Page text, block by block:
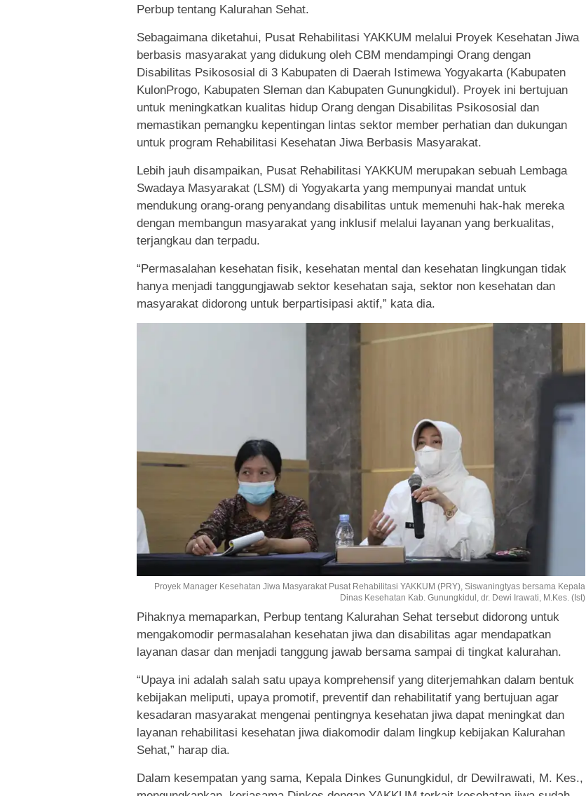
Perbup tentang Kalurahan Sehat.
Sebagaimana diketahui, Pusat Rehabilitasi YAKKUM melalui Proyek Kesehatan Jiwa
berbasis masyarakat yang didukung oleh CBM mendampingi Orang dengan
Disabilitas Psikososial di 3 Kabupaten di Daerah Istimewa Yogyakarta (Kabupaten
KulonProgo, Kabupaten Sleman dan Kabupaten Gunungkidul). Proyek ini bertujuan
untuk meningkatkan kualitas hidup Orang dengan Disabilitas Psikososial dan
memastikan pemangku kepentingan lintas sektor member perhatian dan dukungan
untuk program Rehabilitasi Kesehatan Jiwa Berbasis Masyarakat.
Lebih jauh disampaikan, Pusat Rehabilitasi YAKKUM merupakan sebuah Lembaga
Swadaya Masyarakat (LSM) di Yogyakarta yang mempunyai mandat untuk
mendukung orang-orang penyandang disabilitas untuk memenuhi hak-hak mereka
dengan membangun masyarakat yang inklusif melalui layanan yang berkualitas,
terjangkau dan terpadu.
“Permasalahan kesehatan fisik, kesehatan mental dan kesehatan lingkungan tidak
hanya menjadi tanggungjawab sektor kesehatan saja, sektor non kesehatan dan
masyarakat didorong untuk berpartisipasi aktif,” kata dia.
Proyek Manager Kesehatan Jiwa Masyarakat Pusat Rehabilitasi YAKKUM (PRY), Siswaningtyas bersama Kepala
Dinas Kesehatan Kab. Gunungkidul, dr. Dewi Irawati, M.Kes. (Ist)
Pihaknya memaparkan, Perbup tentang Kalurahan Sehat tersebut didorong untuk
mengakomodir permasalahan kesehatan jiwa dan disabilitas agar mendapatkan
layanan dasar dan menjadi tanggung jawab bersama sampai di tingkat kalurahan.
“Upaya ini adalah salah satu upaya komprehensif yang diterjemahkan dalam bentuk
kebijakan meliputi, upaya promotif, preventif dan rehabilitatif yang bertujuan agar
kesadaran masyarakat mengenai pentingnya kesehatan jiwa dapat meningkat dan
layanan rehabilitasi kesehatan jiwa diakomodir dalam lingkup kebijakan Kalurahan
Sehat,” harap dia.
Dalam kesempatan yang sama, Kepala Dinkes Gunungkidul, dr DewiIrawati, M. Kes.,